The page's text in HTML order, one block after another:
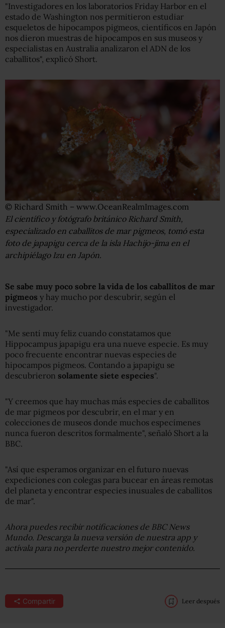
"Investigadores en los laboratorios Friday Harbor en el
estado de Washington nos permitieron estudiar
esqueletos de hipocampos pigmeos, científicos en Japón
nos dieron muestras de hipocampos en sus museos y
especialistas en Australia analizaron el ADN de los
caballitos", explicó Short.
© Richard Smith – www.OceanRealmImages.com
El científico y fotógrafo británico Richard Smith,
especializado en caballitos de mar pigmeos, tomó esta
foto de japapigu cerca de la isla Hachijo-jima en el
archipiélago Izu en Japón.
Se sabe muy poco sobre la vida de los caballitos de mar
pigmeos y hay mucho por descubrir, según el
investigador.
"Me sentí muy feliz cuando constatamos que
Hippocampus japapigu era una nueve especie. Es muy
poco frecuente encontrar nuevas especies de
hipocampos pigmeos. Contando a japapigu se
descubrieron solamente siete especies".
"Y creemos que hay muchas más especies de caballitos
de mar pigmeos por descubrir, en el mar y en
colecciones de museos donde muchos especímenes
nunca fueron descritos formalmente", señaló Short a la
BBC.
"Así que esperamos organizar en el futuro nuevas
expediciones con colegas para bucear en áreas remotas
del planeta y encontrar especies inusuales de caballitos
de mar".
Ahora puedes recibir notificaciones de BBCNews
Mundo. Descarga la nueva versión de nuestra app y
actívala para no perderte nuestro mejor contenido.
Compartir Leer después